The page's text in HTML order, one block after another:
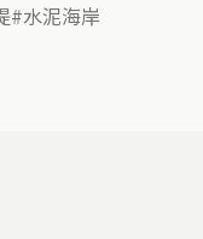
水泥海岸